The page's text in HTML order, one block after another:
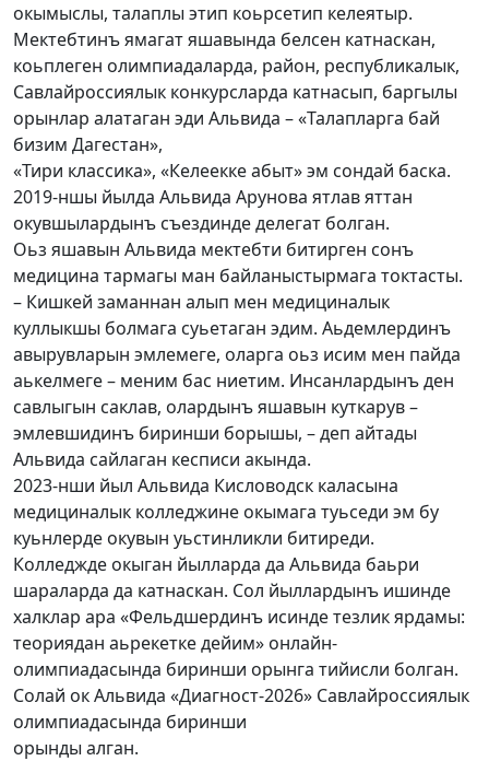
окымыслы, талаплы этип коьрсетип келеятыр.
Мектебтинъ ямагат яшавында белсен катнаскан,
коьплеген олимпиадаларда, район, республикалык,
Савлайроссиялык конкурсларда катнасып, баргылы
орынлар алатаган эди Альвида – «Талапларга бай
бизим Дагестан»,
«Тири классика», «Келеекке абыт» эм сондай баска.
2019-ншы йылда Альвида Арунова ятлав яттан
окувшылардынъ съездинде делегат болган.
Оьз яшавын Альвида мектебти битирген сонъ
медицина тармагы ман байланыстырмага токтасты.
– Кишкей заманнан алып мен медициналык
куллыкшы болмага суьетаган эдим. Аьдемлердинъ
авырувларын эмлемеге, оларга оьз исим мен пайда
аькелмеге – меним бас ниетим. Инсанлардынъ ден
савлыгын саклав, олардынъ яшавын куткарув –
эмлевшидинъ биринши борышы, – деп айтады
Альвида сайлаган кесписи акында.
2023-нши йыл Альвида Кисловодск каласына
медициналык колледжине окымага туьседи эм бу
куьнлерде окувын уьстинликли битиреди.
Колледжде окыган йылларда да Альвида баьри
шараларда да катнаскан. Сол йыллардынъ ишинде
халклар ара «Фельдшердинъ исинде тезлик ярдамы:
теориядан аьрекетке дейим» онлайн-
олимпиадасында биринши орынга тийисли болган.
Солай ок Альвида «Диагност-2026» Савлайроссиялык
олимпиадасында биринши
орынды алган.